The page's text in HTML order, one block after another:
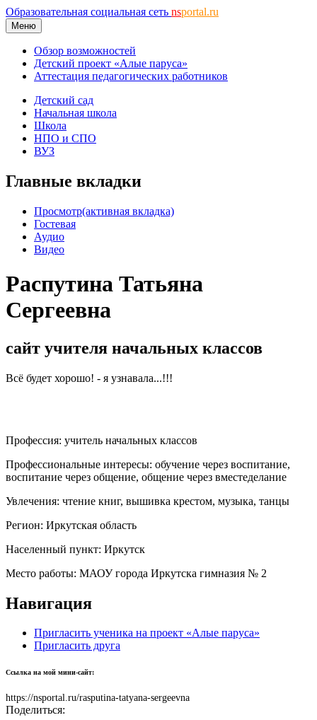
Образовательная социальная сеть nsportal.ru
Меню
Обзор возможностей
Детский проект «Алые паруса»
Аттестация педагогических работников
Детский сад
Начальная школа
Школа
НПО и СПО
ВУЗ
Главные вкладки
Просмотр(активная вкладка)
Гостевая
Аудио
Видео
Распутина Татьяна
Сергеевна
сайт учителя начальных классов
Всё будет хорошо! - я узнавала...!!!
Профессия: учитель начальных классов
Профессиональные интересы: обучение через воспитание,
воспитание через общение, общение через вместеделание
Увлечения: чтение книг, вышивка крестом, музыка, танцы
Регион: Иркутская область
Населенный пункт: Иркутск
Место работы: МАОУ города Иркутска гимназия № 2
Навигация
Пригласить ученика на проект «Алые паруса»
Пригласить друга
Ссылка на мой мини-сайт:
https://nsportal.ru/rasputina-tatyana-sergeevna
Поделиться: